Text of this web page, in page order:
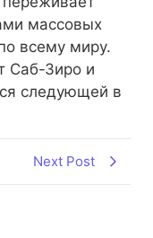
массовых
всему миру.
Саб-Зиро и
следующей в
Next Post